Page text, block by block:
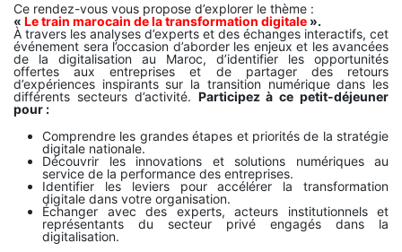
Ce rendez-vous vous propose d’explorer le thème :
« Le train marocain de la transformation digitale ».
À travers les analyses d’experts et des échanges interactifs, cet
événement sera l’occasion d’aborder les enjeux et les avancées
de la digitalisation au Maroc, d’identifier les opportunités
offertes aux entreprises et de partager des retours
d’expériences inspirants sur la transition numérique dans les
différents secteurs d’activité. Participez à ce petit-déjeuner
pour :
Comprendre les grandes étapes et priorités de la stratégie
digitale nationale.
Découvrir les innovations et solutions numériques au
service de la performance des entreprises.
Identifier les leviers pour accélérer la transformation
digitale dans votre organisation.
Échanger avec des experts, acteurs institutionnels et
représentants du secteur privé engagés dans la
digitalisation.